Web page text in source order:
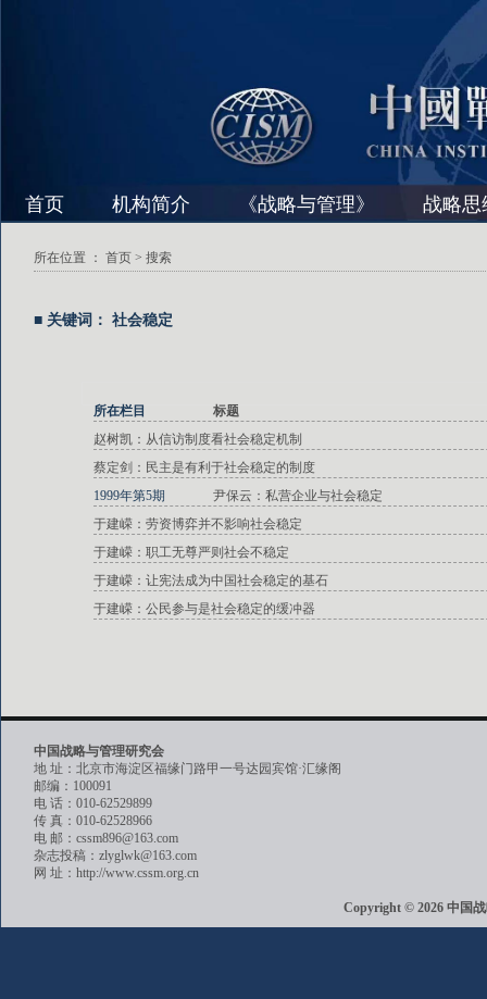
首页 机构简介 《战略与管理》 战略思
所在位置 ： 首页 > 搜索
■ 关键词： 社会稳定
所在栏目
标题
赵树凯：从信访制度看社会稳定机制
蔡定剑：民主是有利于社会稳定的制度
1999年第5期
尹保云：私营企业与社会稳定
于建嵘：劳资博弈并不影响社会稳定
于建嵘：职工无尊严则社会不稳定
于建嵘：让宪法成为中国社会稳定的基石
于建嵘：公民参与是社会稳定的缓冲器
中国战略与管理研究会
地 址：北京市海淀区福缘门路甲一号达园宾馆·汇缘阁
邮编：100091
电 话：010-62529899
传 真：010-62528966
电 邮：cssm896@163.com
杂志投稿：zlyglwk@163.com
网 址：http://www.cssm.org.cn
Copyright © 2026 中国